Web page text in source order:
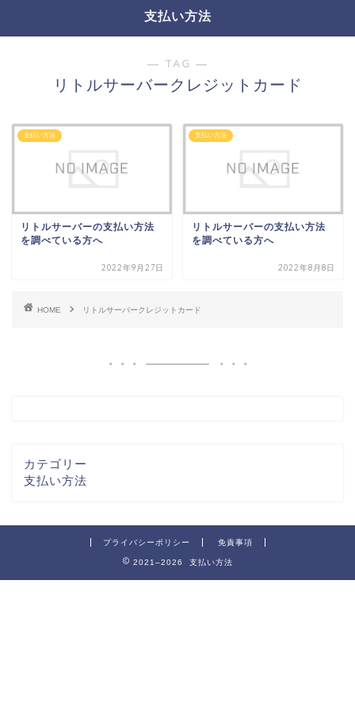
支払い方法
― TAG ―
リトルサーバークレジットカード
支払い方法
リトルサーバーの支払い方法
を調べている方へ
2022年9月27日
支払い方法
リトルサーバーの支払い方法
を調べている方へ
2022年8月8日
HOME リトルサーバークレジットカード
カテゴリー
支払い方法
プライバシーポリシー 免責事項
2021–2026 支払い方法